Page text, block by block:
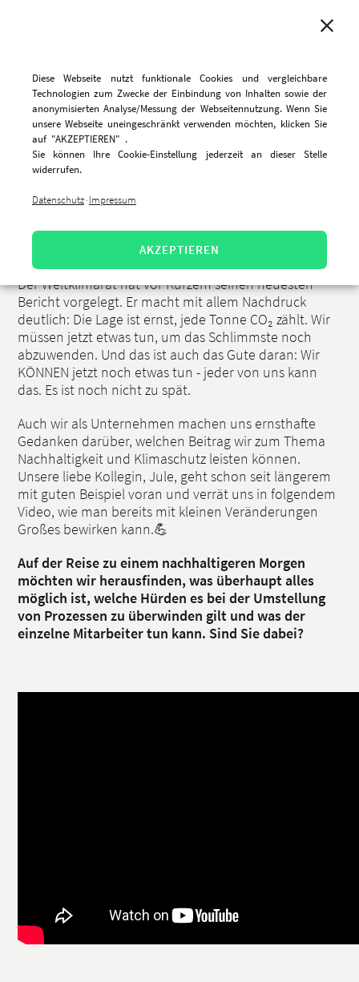
Diese Webseite nutzt funktionale Cookies und vergleichbare
Technologien zum Zwecke der Einbindung von Inhalten sowie der
anonymisierten Analyse/Messung der Webseitennutzung. Wenn Sie
unsere Webseite uneingeschränkt verwenden möchten, klicken Sie
auf "AKZEPTIEREN" .
Sie können Ihre Cookie-Einstellung jederzeit an dieser Stelle
widerrufen.
Datenschutz· Impressum
AKZEPTIEREN
🌱Nachhaltigkeit bei CareSocial
Munde: Nachhaltigkeit ist kein Trend, sondern unsere
Lebensversicherung. Warum?
Der Weltklimarat hat vor Kurzem seinen neuesten
Bericht vorgelegt. Er macht mit allem Nachdruck
deutlich: Die Lage ist ernst, jede Tonne CO₂ zählt. Wir
müssen jetzt etwas tun, um das Schlimmste noch
abzuwenden. Und das ist auch das Gute daran: Wir
KÖNNEN jetzt noch etwas tun - jeder von uns kann
das. Es ist noch nicht zu spät.
Auch wir als Unternehmen machen uns ernsthafte
Gedanken darüber, welchen Beitrag wir zum Thema
Nachhaltigkeit und Klimaschutz leisten können.
Unsere liebe Kollegin, Jule, geht schon seit längerem
mit guten Beispiel voran und verrät uns in folgendem
Video, wie man bereits mit kleinen Veränderungen
Großes bewirken kann.💪
Auf der Reise zu einem nachhaltigeren Morgen
möchten wir herausfinden, was überhaupt alles
möglich ist, welche Hürden es bei der Umstellung
von Prozessen zu überwinden gilt und was der
einzelne Mitarbeiter tun kann. Sind Sie dabei?